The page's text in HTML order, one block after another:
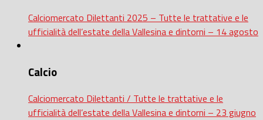
Calciomercato Dilettanti 2025 – Tutte le trattative e le
ufficialità dell’estate della Vallesina e dintorni – 14 agosto
Calcio
Calciomercato Dilettanti / Tutte le trattative e le
ufficialità dell’estate della Vallesina e dintorni – 23 giugno